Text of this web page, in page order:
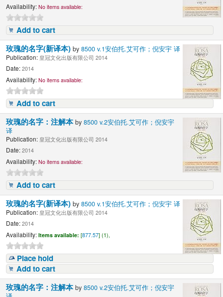
Availability: No items available:
Add to cart
玫瑰的名字(新译本)by8500 v.1安伯托.艾可作；倪安宇 译
Publication: 皇冠文化出版有限公司 2014
Date: 2014
Availability: No items available:
Add to cart
玫瑰的名字：注解本by8500 v.2安伯托.艾可作；倪安宇
译
Publication: 皇冠文化出版有限公司 2014
Date: 2014
Availability: No items available:
Add to cart
玫瑰的名字(新译本)by8500 v.1安伯托.艾可作；倪安宇 译
Publication: 皇冠文化出版有限公司 2014
Date: 2014
Availability: Items available: [877.57] (1),
Place hold
Add to cart
玫瑰的名字：注解本by8500 v.2安伯托.艾可作；倪安宇